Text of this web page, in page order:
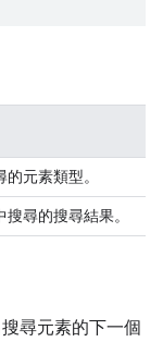
的元素類型。
搜尋的搜尋結果。
尋元素的下一個